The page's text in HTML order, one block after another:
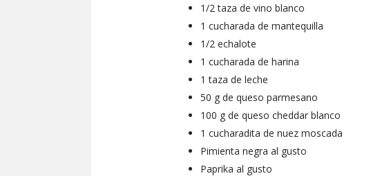
1/2 taza de vino blanco
1 cucharada de mantequilla
1/2 echalote
1 cucharada de harina
1 taza de leche
50 g de queso parmesano
100 g de queso cheddar blanco
1 cucharadita de nuez moscada
Pimienta negra al gusto
Paprika al gusto